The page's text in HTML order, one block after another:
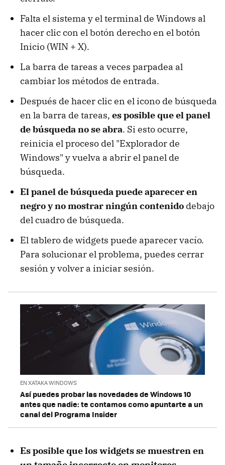
Falta el sistema y el terminal de Windows al
hacer clic con el botón derecho en el botón
Inicio (WIN + X).
La barra de tareas a veces parpadea al
cambiar los métodos de entrada.
Después de hacer clic en el icono de búsqueda
en la barra de tareas, es posible que el panel
de búsqueda no se abra. Si esto ocurre,
reinicia el proceso del "Explorador de
Windows" y vuelva a abrir el panel de
búsqueda.
El panel de búsqueda puede aparecer en
negro y no mostrar ningún contenido debajo
del cuadro de búsqueda.
El tablero de widgets puede aparecer vacío.
Para solucionar el problema, puedes cerrar
sesión y volver a iniciar sesión.
EN XATAKA WINDOWS
Así puedes probar las novedades de Windows 10
antes que nadie: te contamos como apuntarte a un
canal del Programa Insider
Es posible que los widgets se muestren en